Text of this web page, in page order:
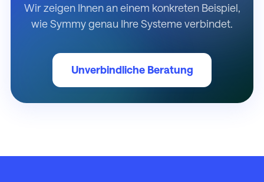
Wir zeigen Ihnen an einem konkreten Beispiel,
wie Symmy genau Ihre Systeme verbindet.
Unverbindliche Beratung